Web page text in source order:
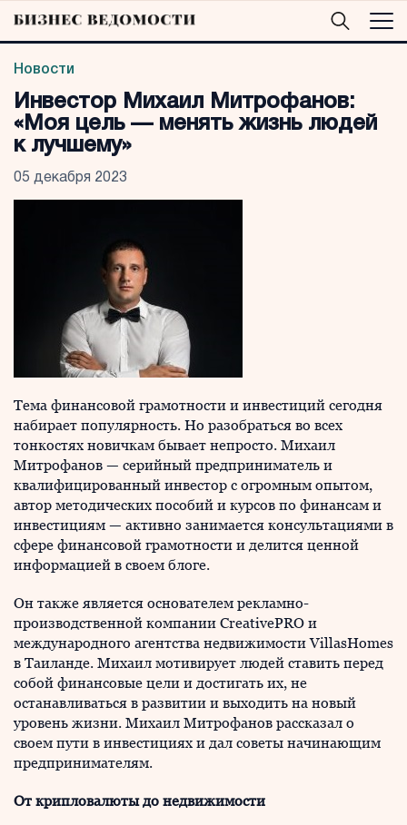
Новости
Инвестор Михаил Митрофанов:
«Моя цель — менять жизнь людей
к лучшему»
05 декабря 2023
Тема финансовой грамотности и инвестиций сегодня
набирает популярность. Но разобраться во всех
тонкостях новичкам бывает непросто. Михаил
Митрофанов — серийный предприниматель и
квалифицированный инвестор с огромным опытом,
автор методических пособий и курсов по финансам и
инвестициям — активно занимается консультациями в
сфере финансовой грамотности и делится ценной
информацией в своем блоге.
Он также является основателем рекламно-
производственной компании CreativePRO и
международного агентства недвижимости VillasHomes
в Таиланде. Михаил мотивирует людей ставить перед
собой финансовые цели и достигать их, не
останавливаться в развитии и выходить на новый
уровень жизни. Михаил Митрофанов рассказал о
своем пути в инвестициях и дал советы начинающим
предпринимателям.
От крипловалюты до недвижимости